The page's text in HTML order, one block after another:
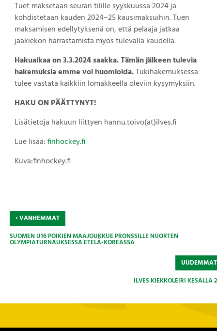
Tuet maksetaan seuran tilille syyskuussa 2024 ja
kohdistetaan kauden 2024–25 kausimaksuihin. Tuen
maksamisen edellytyksenä on, että pelaaja jatkaa
jääkiekon harrastamista myös tulevalla kaudella.
Hakuaikaa on 3.3.2024 saakka. Tämän jälkeen tulevia
hakemuksia emme voi huomioida.Tukihakemuksessa
tulee vastata kaikkiin lomakkeella oleviin kysymyksiin.
HAKU ON PÄÄTTYNYT!
Lisätietoja hakuun liittyen hannu.toivo(at)ilves.fi
Lue lisää:finhockey.fi
Kuva:finhockey.fi
‹VANHEMMAT
SUOMEN U16 POIKIEN MAAJOUKKUE PRONSSILLE NUORTEN
OLYMPIATURNAUKSESSA ETELÄ-KOREASSA
ILVES KIEKKOLEIRI KESÄLLÄ